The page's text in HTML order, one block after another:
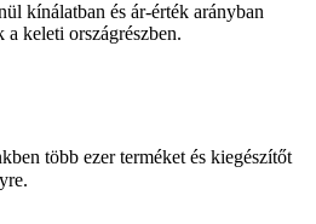
kínálatban és ár-érték arányban
keleti országrészben.
több ezer terméket és kiegészítőt